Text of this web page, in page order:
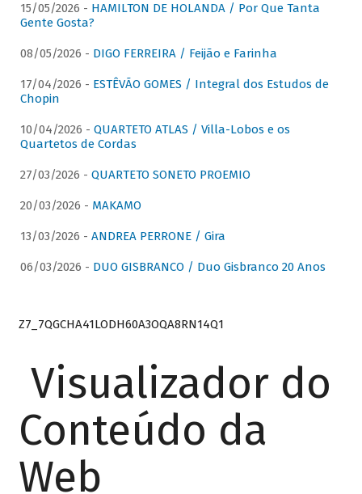
15/05/2026 - HAMILTON DE HOLANDA / Por Que Tanta
Gente Gosta?
08/05/2026 - DIGO FERREIRA / Feijão e Farinha
17/04/2026 - ESTÊVÃO GOMES / Integral dos Estudos de
Chopin
10/04/2026 - QUARTETO ATLAS / Villa-Lobos e os
Quartetos de Cordas
27/03/2026 - QUARTETO SONETO PROEMIO
20/03/2026 - MAKAMO
13/03/2026 - ANDREA PERRONE / Gira
06/03/2026 - DUO GISBRANCO / Duo Gisbranco 20 Anos
Z7_7QGCHA41LODH60A3OQA8RN14Q1
Visualizador do
Conteúdo da
Web